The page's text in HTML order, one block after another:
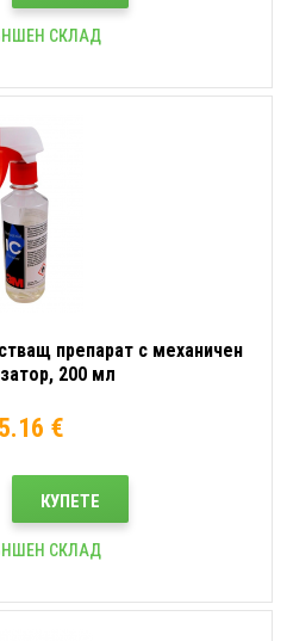
СКЛАД
препарат с механичен
200 мл
€
КУПЕТЕ
СКЛАД